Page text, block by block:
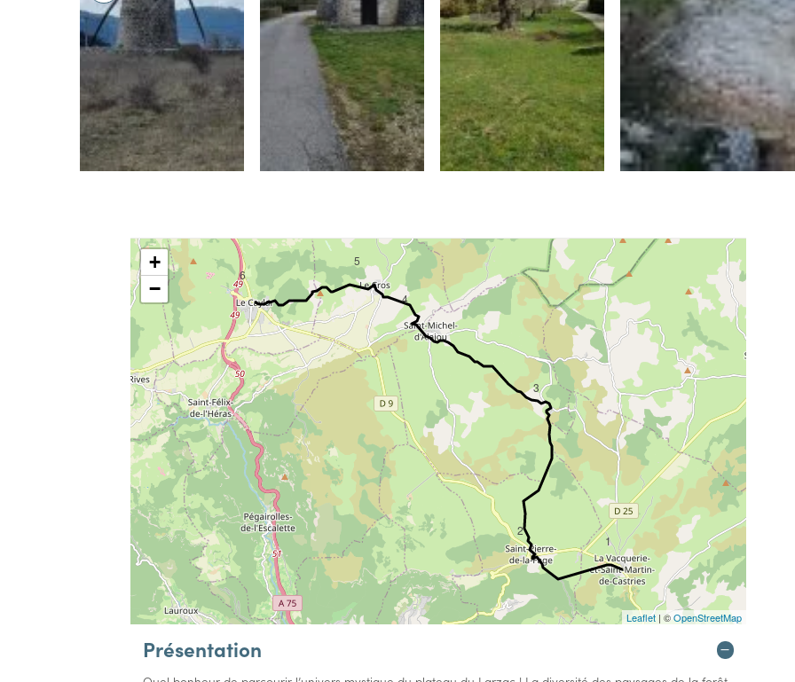
1
2
3
4
5
6
+
−
Leaflet| ©OpenStreetMap
Présentation